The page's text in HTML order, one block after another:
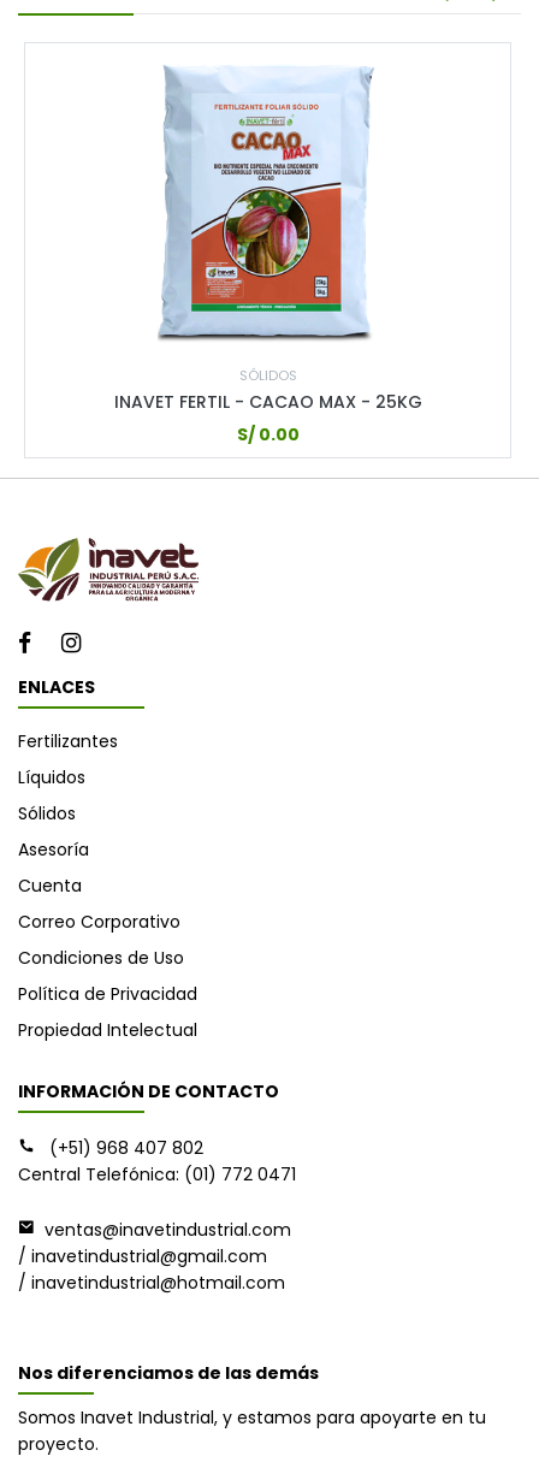
SÓLIDOS
INAVET FERTIL - CACAO MAX - 25KG
S/ 0.00
ENLACES
Fertilizantes
Líquidos
Sólidos
Asesoría
Cuenta
Correo Corporativo
Condiciones de Uso
Política de Privacidad
Propiedad Intelectual
INFORMACIÓN DE CONTACTO
(+51) 968 407 802
Central Telefónica: (01) 772 0471
ventas@inavetindustrial.com
/ inavetindustrial@gmail.com
/ inavetindustrial@hotmail.com
Nos diferenciamos de las demás
Somos Inavet Industrial, y estamos para apoyarte en tu
proyecto.